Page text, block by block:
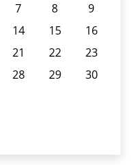
7 8
9
14 15
16
21 22
23
28 29
30